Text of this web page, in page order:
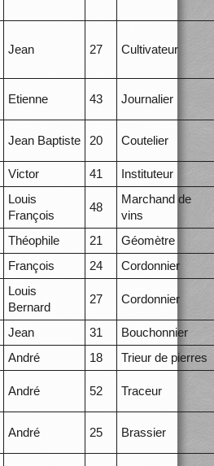
Jean 27 Cultivateur
Etienne 43 Journalier
Jean Baptiste 20 Coutelier
Victor 41 Instituteur
Louis
François
48
Marchand de
vins
Théophile 21
Géomètre
François 24 Cordonnier
Louis
Bernard
27 Cordonnier
Jean 31
Bouchonnier
André 18
Trieur de pierres
André 52 Traceur
André 25 Brassier